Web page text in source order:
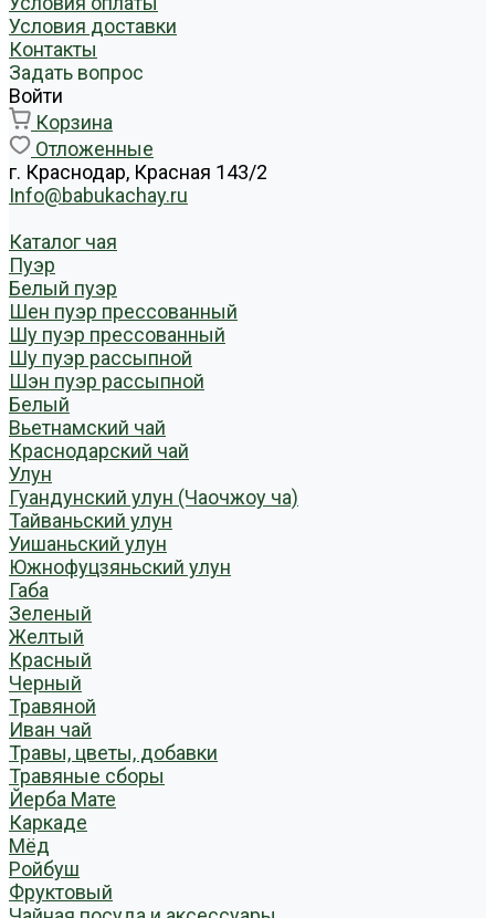
Условия доставки
Контакты
Задать вопрос
Войти
Корзина
Отложенные
г. Краснодар, Красная 143/2
Info@babukachay.ru
Каталог чая
Пуэр
Белый пуэр
Шен пуэр прессованный
Шу пуэр прессованный
Шу пуэр рассыпной
Шэн пуэр рассыпной
Белый
Вьетнамский чай
Краснодарский чай
Улун
Гуандунский улун (Чаочжоу ча)
Тайваньский улун
Уишаньский улун
Южнофуцзяньский улун
Габа
Зеленый
Желтый
Красный
Черный
Травяной
Иван чай
Травы, цветы, добавки
Травяные сборы
Йерба Мате
Каркаде
Мёд
Ройбуш
Фруктовый